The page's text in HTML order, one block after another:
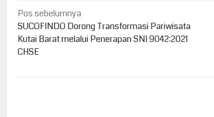
Navigasi
pos
Pos sebelumnya
SUCOFINDO Dorong Transformasi Pariwisata
Kutai Barat melalui Penerapan SNI 9042:2021
CHSE